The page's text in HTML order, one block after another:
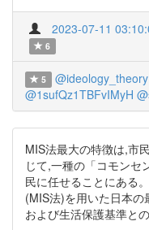
2023-07-11
6
5 @ideology_theory
@1sufQz1TBFvIMyH
MIS法最大の特徴は,市
じて,一種の「コモンセ
民に任せることにある
(MIS法)を用いた日本
および生活保護基準と